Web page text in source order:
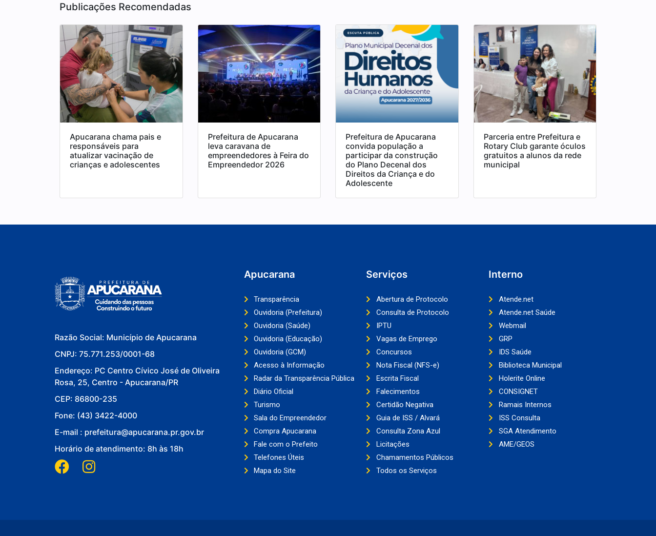
Publicações Recomendadas
Apucarana chama pais e
responsáveis para
atualizar vacinação de
crianças e adolescentes
Prefeitura de Apucarana
leva caravana de
empreendedores à Feira do
Empreendedor 2026
Prefeitura de Apucarana
convida população a
participar da construção
do Plano Decenal dos
Direitos da Criança e do
Adolescente
Parceria entre Prefeitura e
Rotary Club garante óculos
gratuitos a alunos da rede
municipal
Razão Social: Município de Apucarana
CNPJ: 75.771.253/0001-68
Endereço: PC Centro Cívico José de Oliveira
Rosa, 25, Centro - Apucarana/PR
CEP: 86800-235
Fone: (43) 3422-4000
E-mail : prefeitura@apucarana.pr.gov.br
Horário de atendimento: 8h às 18h
Apucarana
Transparência
Ouvidoria (Prefeitura)
Ouvidoria (Saúde)
Ouvidoria (Educação)
Ouvidoria (GCM)
Acesso à Informação
Radar da Transparência Pública
Diário Oficial
Turismo
Sala do Empreendedor
Compra Apucarana
Fale com o Prefeito
Telefones Úteis
Mapa do Site
Serviços
Abertura de Protocolo
Consulta de Protocolo
IPTU
Vagas de Emprego
Concursos
Nota Fiscal (NFS-e)
Escrita Fiscal
Falecimentos
Certidão Negativa
Guia de ISS / Alvará
Consulta Zona Azul
Licitações
Chamamentos Públicos
Todos os Serviços
Interno
Atende.net
Atende.net Saúde
Webmail
GRP
IDS Saúde
Biblioteca Municipal
Holerite Online
CONSIGNET
Ramais Internos
ISS Consulta
SGA Atendimento
AME/GEOS